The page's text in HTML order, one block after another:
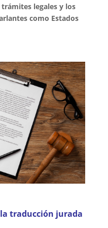
legales y los
como Estados
traducción jurada